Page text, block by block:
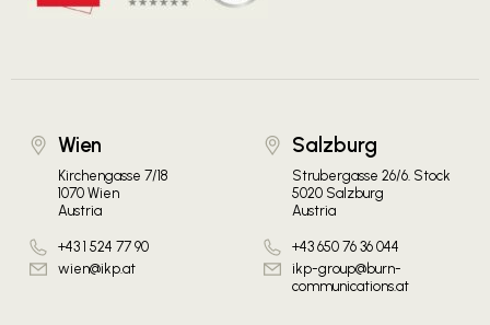
Wien
Kirchengasse 7/18
1070 Wien
Austria
+43 1 524 77 90
wien@ikp.at
Salzburg
Strubergasse 26/6. Stock
5020 Salzburg
Austria
+43 650 76 36 044
ikp-group@burn-
communications.at